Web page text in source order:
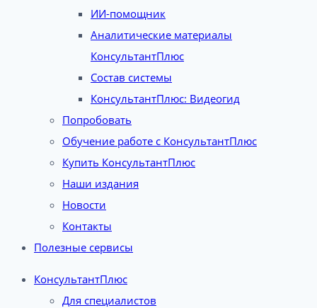
ИИ-помощник
Аналитические материалы
КонсультантПлюс
Состав системы
КонсультантПлюс: Видеогид
Попробовать
Обучение работе с КонсультантПлюс
Купить КонсультантПлюс
Наши издания
Новости
Контакты
Полезные сервисы
КонсультантПлюс
Для специалистов